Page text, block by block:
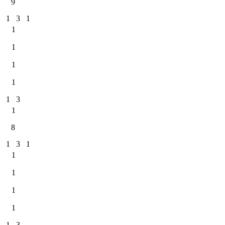
9
1
3
1
1
1
1
1
1
3
1
8
1
3
1
1
1
1
1